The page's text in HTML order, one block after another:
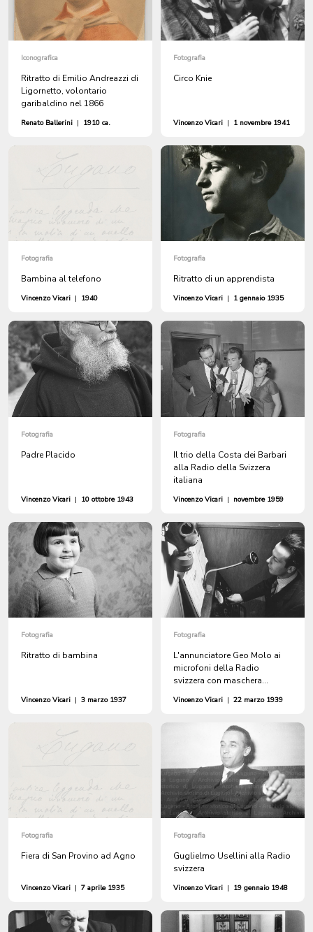
Iconografica
Ritratto di Emilio Andreazzi di
Ligornetto, volontario
garibaldino nel 1866
Renato Ballerini | 1910 ca.
Fotografia
Circo Knie
Vincenzo Vicari | 1 novembre 1941
Fotografia
Bambina al telefono
Vincenzo Vicari | 1940
Fotografia
Ritratto di un apprendista
Vincenzo Vicari | 1 gennaio 1935
Fotografia
Padre Placido
Vincenzo Vicari | 10 ottobre 1943
Fotografia
Il trio della Costa dei Barbari
alla Radio della Svizzera
italiana
Vincenzo Vicari | novembre 1959
Fotografia
Ritratto di bambina
Vincenzo Vicari | 3 marzo 1937
Fotografia
L'annunciatore Geo Molo ai
microfoni della Radio
svizzera con maschera
Vincenzo Vicari | 22 marzo 1939
Fotografia
Fiera di San Provino ad Agno
Vincenzo Vicari | 7 aprile 1935
Fotografia
Guglielmo Usellini alla Radio
svizzera
Vincenzo Vicari | 19 gennaio 1948